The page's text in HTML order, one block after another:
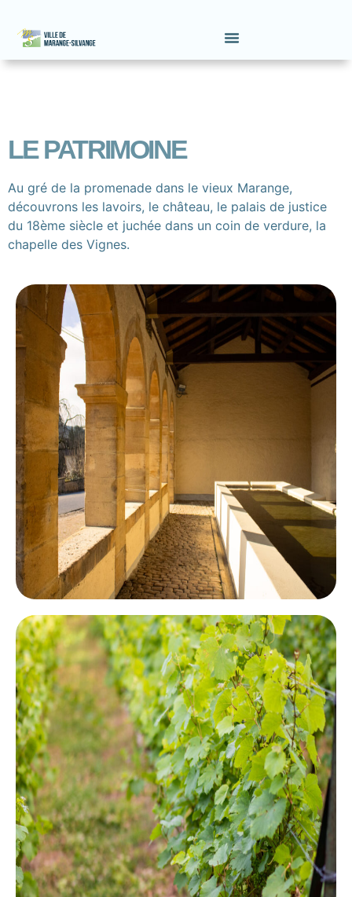
LE PATRIMOINE
Au gré de la promenade dans le vieux Marange,
découvrons les lavoirs, le château, le palais de justice
du 18ème siècle et juchée dans un coin de verdure, la
chapelle des Vignes.